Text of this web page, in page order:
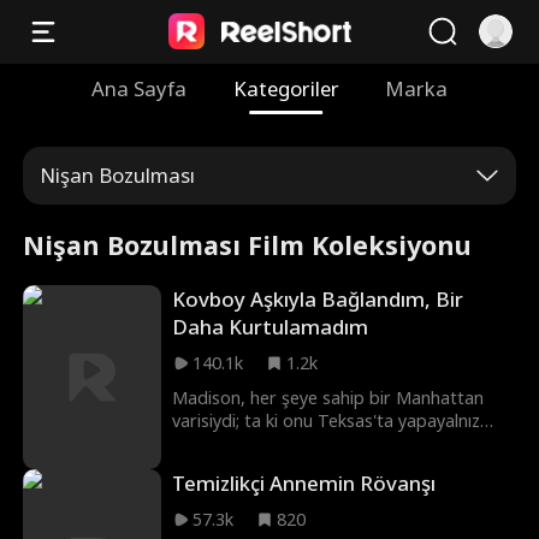
Ana Sayfa Kategoriler Marka
Nişan Bozulması
Nişan Bozulması Film Koleksiyonu
Kovboy Aşkıyla Bağlandım, Bir
Daha Kurtulamadım
140.1k
1.2k
Madison, her şeye sahip bir Manhattan
varisiydi; ta ki onu Teksas'ta yapayalnız
Madison, kasabadaki bir bara adım atar ve
eski nişanlısının sert mizaçlı, tehlikeli
Temizlikçi Annemin Rövanşı
57.3k
820